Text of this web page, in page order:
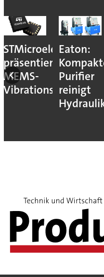
STMicroelectronics
präsentiert
MEMS-
Vibrationssensor
Eaton:
Purifier
reinigt